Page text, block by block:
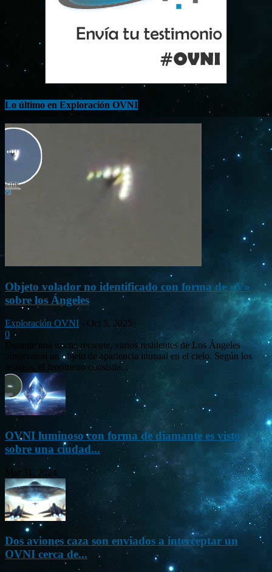
Lo último en Exploración OVNI
Objeto volador no identificado con forma de «V»
sobre los Ángeles
Exploración OVNI - Oct 5, 2025
0
Durante una noche reciente, varios residentes de Los Ángeles
observaron un objeto de apariencia inusual en el cielo. Según los
testigos, el fenómeno consistía...
OVNI luminoso con forma de diamante es visto
sobre una ciudad...
Mar 31, 2024
Dos aviones caza son enviados a interceptar un
OVNI cerca de...